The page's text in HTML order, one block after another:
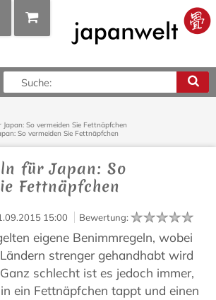
POSITIONEN
ANZEIGEN
0,00 €*
Japan: So vermeiden Sie Fettnäpfchen
So vermeiden Sie Fettnäpfchen
für Japan: So
Fettnäpfchen
15:00 Bewertung:
eigene Benimmregeln, wobei
strenger gehandhabt wird
schlecht ist es jedoch immer,
ein Fettnäpfchen tappt und einen